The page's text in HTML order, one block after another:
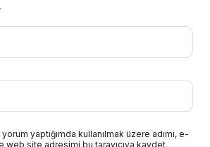
yaptığımda kullanılmak üzere adımı, e-
web site adresimi bu tarayıcıya kaydet.